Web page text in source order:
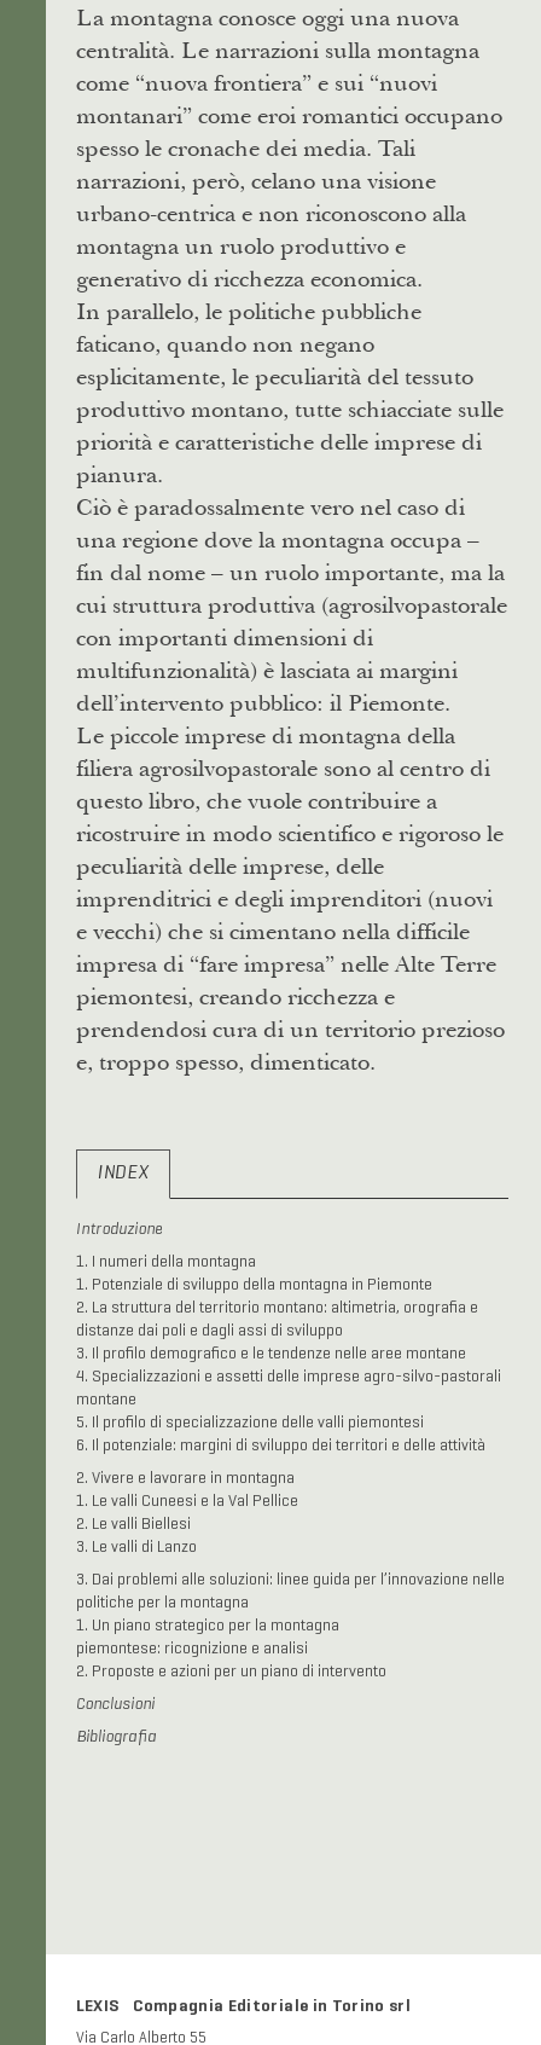
La montagna conosce oggi una nuova
centralità. Le narrazioni sulla montagna
come “nuova frontiera” e sui “nuovi
montanari” come eroi romantici occupano
spesso le cronache dei media. Tali
narrazioni, però, celano una visione
urbano-centrica e non riconoscono alla
montagna un ruolo produttivo e
generativo di ricchezza economica.
In parallelo, le politiche pubbliche
faticano, quando non negano
esplicitamente, le peculiarità del tessuto
produttivo montano, tutte schiacciate sulle
priorità e caratteristiche delle imprese di
pianura.
Ciò è paradossalmente vero nel caso di
una regione dove la montagna occupa –
fin dal nome – un ruolo importante, ma la
cui struttura produttiva (agrosilvopastorale
con importanti dimensioni di
multifunzionalità) è lasciata ai margini
dell’intervento pubblico: il Piemonte.
Le piccole imprese di montagna della
filiera agrosilvopastorale sono al centro di
questo libro, che vuole contribuire a
ricostruire in modo scientifico e rigoroso le
peculiarità delle imprese, delle
imprenditrici e degli imprenditori (nuovi
e vecchi) che si cimentano nella difficile
impresa di “fare impresa” nelle Alte Terre
piemontesi, creando ricchezza e
prendendosi cura di un territorio prezioso
e, troppo spesso, dimenticato.
INDEX
Introduzione
1. I numeri della montagna
1. Potenziale di sviluppo della montagna in Piemonte
2. La struttura del territorio montano: altimetria, orografia e
distanze dai poli e dagli assi di sviluppo
3. Il profilo demografico e le tendenze nelle aree montane
4. Specializzazioni e assetti delle imprese agro-silvo-pastorali
montane
5. Il profilo di specializzazione delle valli piemontesi
6. Il potenziale: margini di sviluppo dei territori e delle attività
2. Vivere e lavorare in montagna
1. Le valli Cuneesi e la Val Pellice
2. Le valli Biellesi
3. Le valli di Lanzo
3. Dai problemi alle soluzioni: linee guida per l’innovazione nelle
politiche per la montagna
1. Un piano strategico per la montagna
piemontese: ricognizione e analisi
2. Proposte e azioni per un piano di intervento
Conclusioni
Bibliografia
LEXIS Compagnia Editoriale in Torino srl
Via Carlo Alberto 55